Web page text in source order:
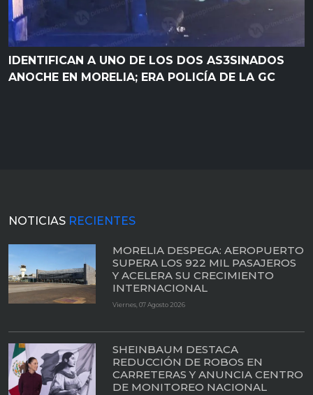
IDENTIFICAN A UNO DE LOS DOS AS3SINADOS
ANOCHE EN MORELIA; ERA POLICÍA DE LA GC
NOTICIAS RECIENTES
MORELIA DESPEGA: AEROPUERTO
SUPERA LOS 922 MIL PASAJEROS
Y ACELERA SU CRECIMIENTO
INTERNACIONAL
Viernes, 07 Agosto 2026
SHEINBAUM DESTACA
REDUCCIÓN DE ROBOS EN
CARRETERAS Y ANUNCIA CENTRO
DE MONITOREO NACIONAL